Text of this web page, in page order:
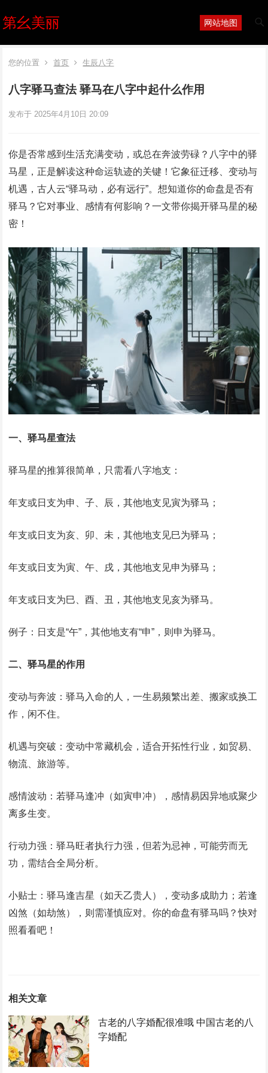
第幺美丽 网站地图
您的位置 首页 生辰八字
八字驿马查法 驿马在八字中起什么作用
发布于 2025年4月10日 20:09
你是否常感到生活充满变动，或总在奔波劳碌？八字中的驿
马星，正是解读这种命运轨迹的关键！它象征迁移、变动与
机遇，古人云“驿马动，必有远行”。想知道你的命盘是否有
驿马？它对事业、感情有何影响？一文带你揭开驿马星的秘
密！
‌一、驿马星查法‌
驿马星的推算很简单，只需看八字地支：
‌年支或日支为申、子、辰‌，其他地支见‌寅‌为驿马；
‌年支或日支为亥、卯、未‌，其他地支见‌巳‌为驿马；
‌年支或日支为寅、午、戌‌，其他地支见‌申‌为驿马；
‌年支或日支为巳、酉、丑‌，其他地支见‌亥‌为驿马。
‌例子‌：日支是“午”，其他地支有“申”，则申为驿马。
‌二、驿马星的作用‌
‌变动与奔波‌：驿马入命的人，一生易频繁出差、搬家或换工
作，闲不住。
‌机遇与突破‌：变动中常藏机会，适合开拓性行业，如贸易、
物流、旅游等。
‌感情波动‌：若驿马逢冲（如寅申冲），感情易因异地或聚少
离多生变。
‌行动力强‌：驿马旺者执行力强，但若为忌神，可能劳而无
功，需结合全局分析。
‌小贴士‌：驿马逢吉星（如天乙贵人），变动多成助力；若逢
凶煞（如劫煞），则需谨慎应对。你的命盘有驿马吗？快对
照看看吧！
相关文章
古老的八字婚配很准哦 中国古老的八
字婚配